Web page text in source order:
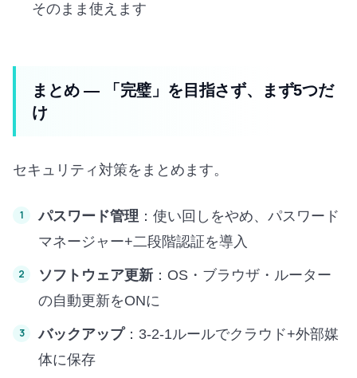
そのまま使えます
まとめ — 「完璧」を目指さず、まず5つだ
け
セキュリティ対策をまとめます。
パスワード管理 ：使い回しをやめ、パスワード
マネージャー+二段階認証を導入
ソフトウェア更新 ：OS・ブラウザ・ルーター
の自動更新をONに
バックアップ：3-2-1ルールでクラウド+外部媒
体に保存